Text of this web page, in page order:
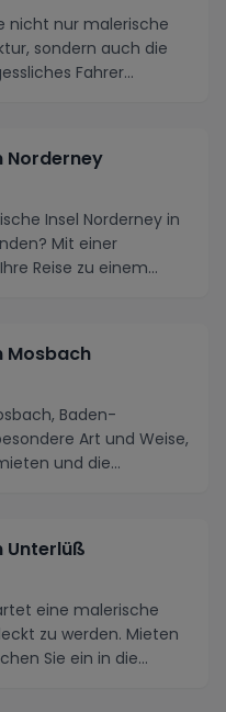
nicht nur malerische
sondern auch die
Fahrer...
Norderney
Insel Norderney in
Mit einer
Reise zu einem
Mosbach
Baden-
Art und Weise,
und die
Unterlüß
eine malerische
zu werden. Mieten
Sie ein in die...